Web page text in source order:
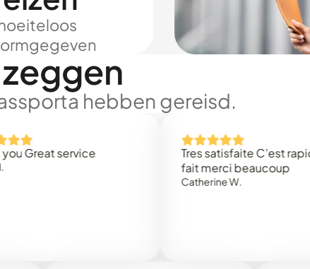
hebben gereisd.
service
Tres satisfaite C’est rapidement
fait merci beaucoup
Catherine W.